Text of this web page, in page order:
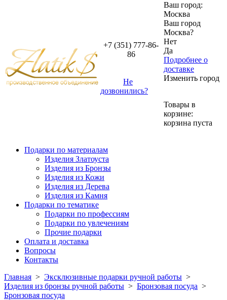
+7 (351) 777-86-
86
Не
дозвонились?
Ваш город:
Москва
Ваш город
Москва?
Нет
Да
Подробнее о
доставке
Изменить город
Товары в
корзине:
корзина пуста
Подарки по материалам
Изделия Златоуста
Изделия из Бронзы
Изделия из Кожи
Изделия из Дерева
Изделия из Камня
Подарки по тематике
Подарки по профессиям
Подарки по увлечениям
Прочие подарки
Оплата и доставка
Вопросы
Контакты
Главная > Эксклюзивные подарки ручной работы >
Изделия из бронзы ручной работы > Бронзовая посуда >
Бронзовая посуда